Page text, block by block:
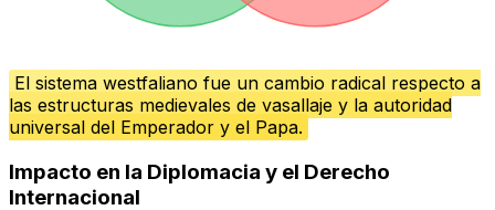
El sistema westfaliano fue un cambio radical respecto a
las estructuras medievales de vasallaje y la autoridad
universal del Emperador y el Papa.
Impacto en la Diplomacia y el Derecho
Internacional